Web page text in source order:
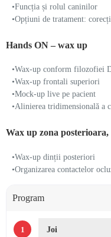
•Funcția și rolul caninilor
•Opțiuni de tratament:
Hands ON – wax up
•Wax-up conform filozofiei
•Wax-up frontali superiori
•Mock-up live pe pacient
•Alinierea tridimensională a
Wax up zona
•Wax-up dinții posteriori
•Organizarea contactelor
Program
1 Joi